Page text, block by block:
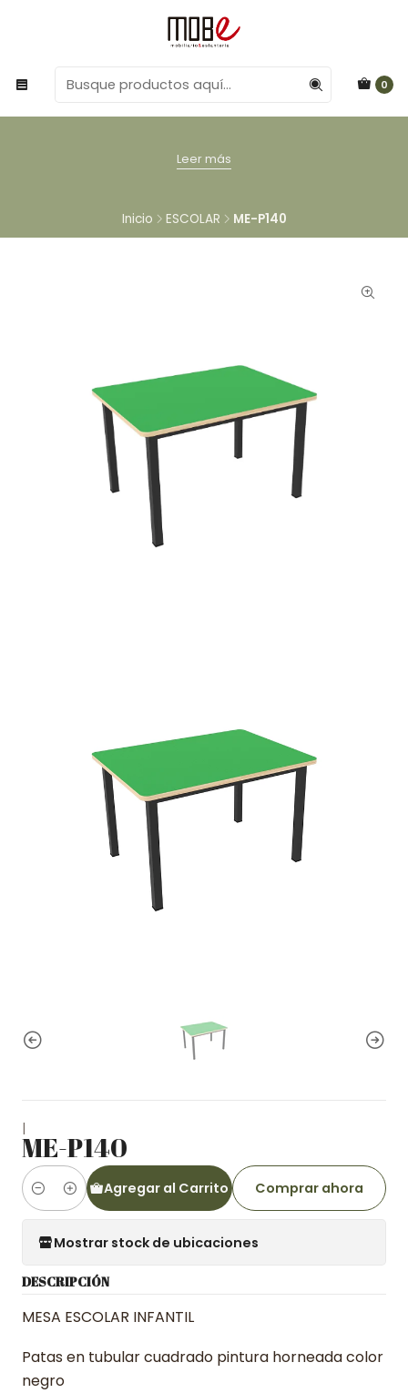
0
Leer más
Inicio ESCOLAR ME-P140
|
ME-P140
Cantidad
Agregar al Carrito Comprar ahora
Mostrar stock de ubicaciones
DESCRIPCIÓN
MESA ESCOLAR INFANTIL
Patas en tubular cuadrado pintura horneada color
negro